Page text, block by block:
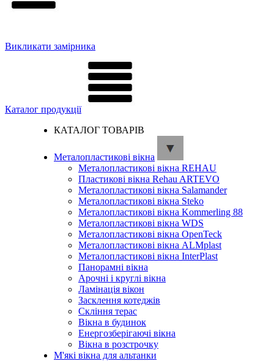
Викликати замірника
Каталог продукції
КАТАЛОГ ТОВАРІВ
Металопластикові вікна
Металопластикові вікна REHAU
Пластикові вікна Rehau ARTEVO
Металопластикові вікна Salamander
Металопластикові вікна Steko
Металопластикові вікна Kommerling 88
Металопластикові вікна WDS
Металопластикові вікна OpenTeck
Металопластикові вікна ALMplast
Металопластикові вікна InterPlast
Панорамні вікна
Арочні і круглі вікна
Ламінація вікон
Засклення котеджів
Скління терас
Вікна в будинок
Енергозберігаючі вікна
Вікна в розстрочку
М'які вікна для альтанки